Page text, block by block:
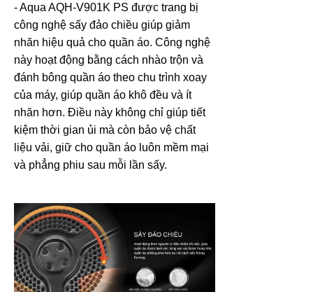
- Aqua AQH-V901K PS được trang bị
công nghệ sấy đảo chiều giúp giảm
nhăn hiệu quả cho quần áo. Công nghệ
này hoạt động bằng cách nhào trộn và
đánh bông quần áo theo chu trình xoay
của máy, giúp quần áo khô đều và ít
nhăn hơn. Điều này không chỉ giúp tiết
kiệm thời gian ủi mà còn bảo vệ chất
liệu vải, giữ cho quần áo luôn mềm mại
và phẳng phiu sau mỗi lần sấy.